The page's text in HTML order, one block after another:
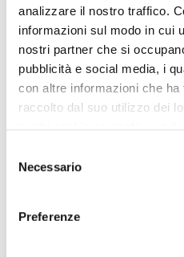
analizzare il nostro traffico.
informazioni sul modo in cui
nostri partner che si
pubblicità e social media, i
con altre informazioni che
raccolto dal suo utilizzo dei
delNecessario
Preferenze
transporteur ne trouve
Puis-je avoir plus
Quand envoyez-vous la